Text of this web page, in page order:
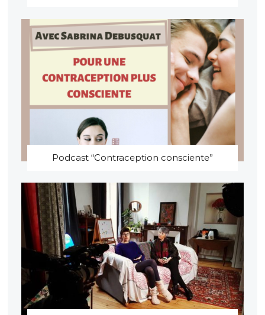
Podcast “Contraception consciente”